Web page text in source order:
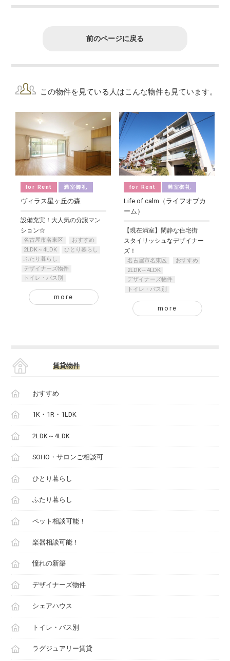
前のページに戻る
この物件を見ている人はこんな物件も見ています。
for Rent 満室御礼
ヴィラス星ヶ丘の森
設備充実！大人気の分譲マン
ション☆
名古屋市名東区
おすすめ
2LDK～4LDK
ひとり暮らし
ふたり暮らし
デザイナーズ物件
トイレ・バス別
more
for Rent 満室御礼
Life of calm（ライフオブカ
ーム）
【現在満室】閑静な住宅街
スタイリッシュなデザイナー
ズ！
名古屋市名東区
おすすめ
2LDK～4LDK
デザイナーズ物件
トイレ・バス別
more
賃貸物件
おすすめ
1K・1R・1LDK
2LDK～4LDK
SOHO・サロンご相談可
ひとり暮らし
ふたり暮らし
ペット相談可能！
楽器相談可能！
憧れの新築
デザイナーズ物件
シェアハウス
トイレ・バス別
ラグジュアリー賃貸